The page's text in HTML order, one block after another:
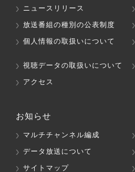
ニュースリリース
放送番組の種別の公表制度
個人情報の取扱いについて
視聴データの取扱いについて
アクセス
お知らせ
マルチチャンネル編成
データ放送について
サイトマップ